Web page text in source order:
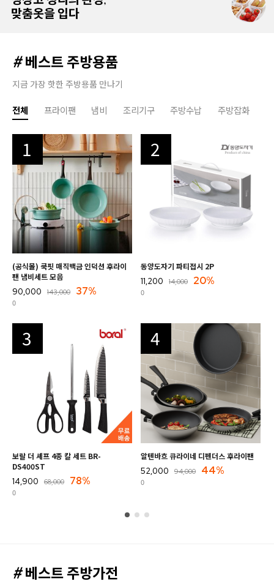
#베스트 주방용품
지금 가장 핫한 주방용품 만나기
전체 프라이팬 냄비 조리기구 주방수납 주방잡화
1
(공식몰) 쿡핏 매직백금 인덕션 후라이
팬 냄비세트 모음
90,000
143,000 37%
0
2
동양도자기 파티접시 2P
11,200
14,000 20%
0
3
보랄 더 셰프 4종 칼 세트 BR-
DS400ST
14,900
68,000 78%
0
4
알텐바흐 큐라이네 디펜더스 후라이팬
52,000
94,000 44%
0
#베스트 주방가전